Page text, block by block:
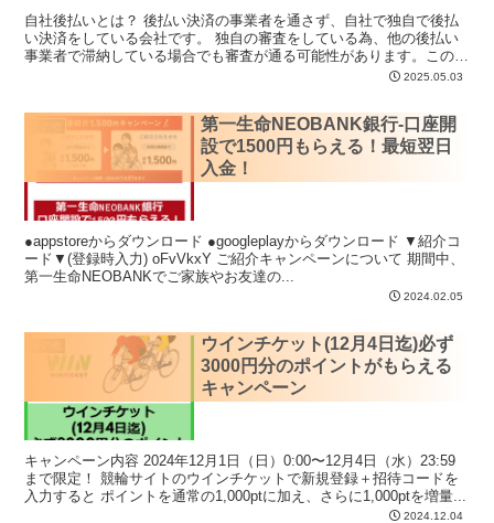
自社後払いとは？ 後払い決済の事業者を通さず、自社で独自で後払
い決済をしている会社です。 独自の審査をしている為、他の後払い
事業者で滞納している場合でも審査が通る可能性があります。この記
2025.05.03
第一生命NEOBANK銀行-口座開
設で1500円もらえる！最短翌日
入金！
●appstoreからダウンロード ●googleplayからダウンロード ▼紹介コ
ード▼(登録時入力) oFvVkxY ご紹介キャンペーンについて 期間中、
第一生命NEOBANKでご家族やお友達の...
2024.02.05
ウインチケット(12月4日迄)必ず
3000円分のポイントがもらえる
キャンペーン
キャンペーン内容 2024年12月1日（日）0:00〜12月4日（水）23:59
まで限定！ 競輪サイトのウインチケットで新規登録＋招待コードを
入力すると ポイントを通常の1,000ptに加え、さらに1,000ptを増量...
2024.12.04